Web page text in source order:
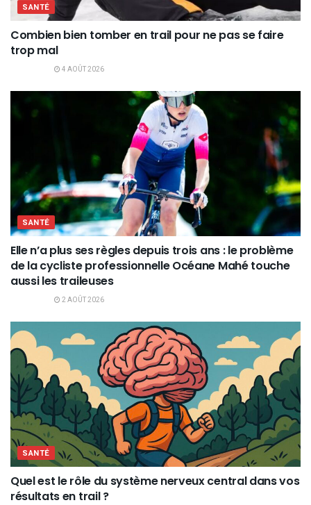
SANTÉ
Combien bien tomber en trail pour ne pas se faire
trop mal
4 AOÛT 2026
SANTÉ
Elle n’a plus ses règles depuis trois ans : le problème
de la cycliste professionnelle Océane Mahé touche
aussi les traileuses
2 AOÛT 2026
SANTÉ
Quel est le rôle du système nerveux central dans vos
résultats en trail ?